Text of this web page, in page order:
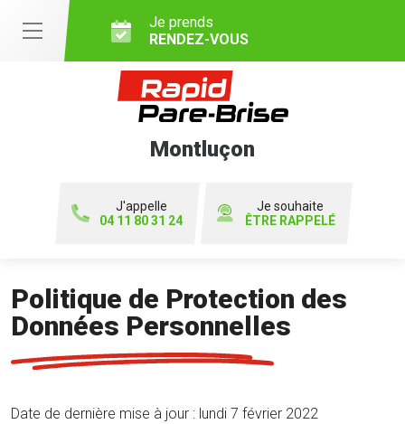
Je prends
RENDEZ-VOUS
Montluçon
J'appelle
04 11 80 31 24
Je souhaite
ÊTRE RAPPELÉ
Politique de Protection des
Données Personnelles
Date de dernière mise à jour : lundi 7 février 2022